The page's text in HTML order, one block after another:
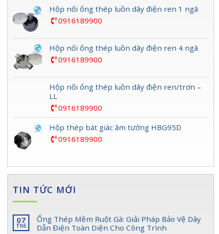
Hộp nối ống thép luồn dây điện ren 1 ngã
0916189900
Hộp nối ống thép luồn dây điện ren 4 ngã
0916189900
Hộp nối ống thép luồn dây điện ren/trơn –
LL
0916189900
Hộp thép bát giác âm tường HBG95D
0916189900
TIN TỨC MỚI
07
Th5
Ống Thép Mềm Ruột Gà: Giải Pháp Bảo Vệ Dây
Dẫn Điện Toàn Diện Cho Công Trình